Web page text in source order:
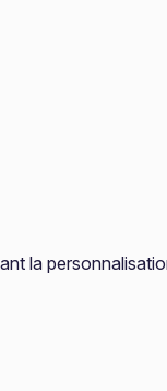
la